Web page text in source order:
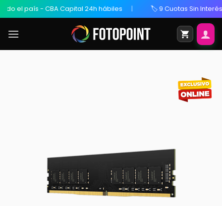
país - CBA Capital 24h hábiles 🏷️ 9 Cuotas Sin Interés /